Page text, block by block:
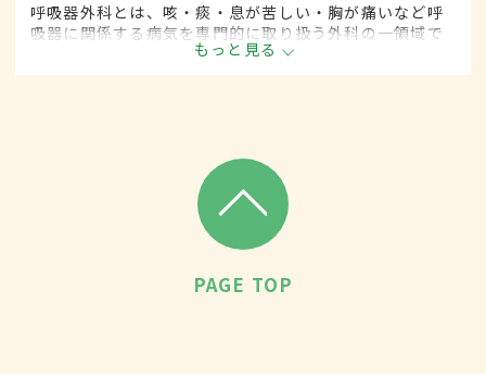
呼吸器外科とは、咳・痰・息が苦しい・胸が痛いなど呼
吸器に関係する病気を専門的に取り扱う外科の一領域で
す。平成20年4月の制度改正前は、呼吸器科と呼ばれて
いました。
もっと見る
PAGE TOP